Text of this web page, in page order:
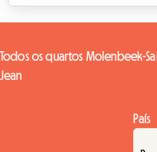
Todos os quartos Molenbeek-
Jean
País